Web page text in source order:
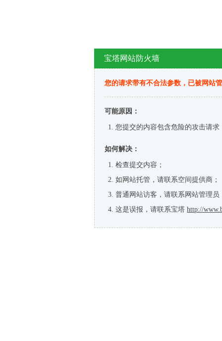
宝塔网站防火墙
您的请求带有不合法参数，已被网站
可能原因：
您提交的内容包含危险的攻击请求
如何解决：
检查提交内容；
如网站托管，请联系空间提供商；
普通网站访客，请联系网站管理员
这是误报，请联系宝塔 http://